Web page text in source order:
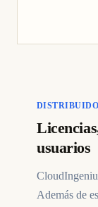
usuarios
Además de